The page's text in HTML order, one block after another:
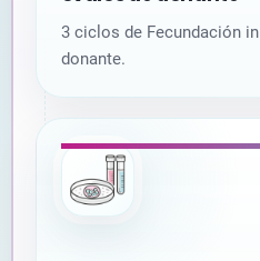
3 ciclos de Fecundación
donante.